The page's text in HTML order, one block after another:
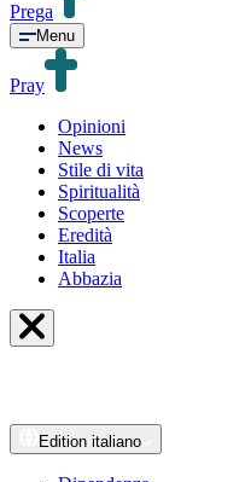
Prega
Menu
Pray
Opinioni
News
Stile di vita
Spiritualità
Scoperte
Eredità
Italia
Abbazia
Edition italiano